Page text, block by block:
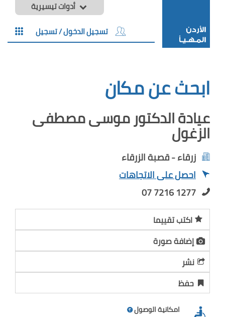
أدوات تيسيرية
تسجيل الدخول / تسجيل
ابحث عن مكان
عيادة الدكتور موسى مصطفى
الزغول
زرقاء - قصبة الزرقاء
احصل على الاتجاهات
07 7216 1277
اكتب تقييما
إضافة صورة
نشر
حفظ
امكانية الوصول